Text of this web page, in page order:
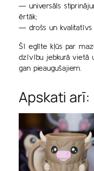
— universāls
ērtāk;
— drošs un kvalitatīvs
Šī eglīte kļūs par
dzīvību jebkurā vietā
gan pieaugušajiem.
Apskati arī: